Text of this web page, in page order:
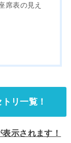
席表の見え
リ一覧！
示されます！